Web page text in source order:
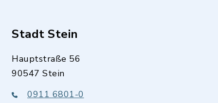
Stadt Stein
Hauptstraße 56
90547 Stein
0911 6801-0